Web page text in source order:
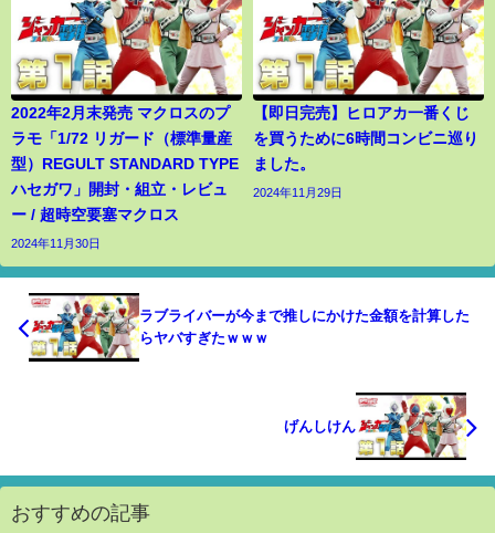
2022年2月末発売 マクロスのプ
ラモ「1/72 リガード（標準量産
型）REGULT STANDARD TYPE
ハセガワ」開封・組立・レビュ
ー / 超時空要塞マクロス
2024年11月30日
【即日完売】ヒロアカ一番くじ
を買うために6時間コンビニ巡り
ました。
2024年11月29日
ラブライバーが今まで推しにかけた金額を計算した
らヤバすぎたｗｗｗ
げんしけん
おすすめの記事